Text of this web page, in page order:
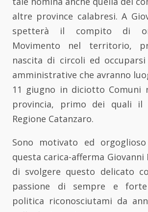
altre province calabresi. A
spetterà il compito di
Movimento nel territorio,
nascita di circoli ed
amministrative che avranno
11 giugno in diciotto Comuni
provincia, primo dei quali il
Regione Catanzaro.
Sono motivato ed
questa carica-afferma
di svolgere questo delicato
passione di sempre e
politica riconosciutami da